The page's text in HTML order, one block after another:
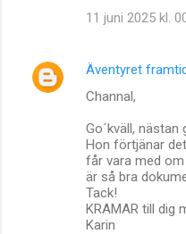
11 juni 2025 kl.
Äventyret
Channal,
Go´kväll, nästan
Hon förtjänar
får vara med
är så bra
Tack!
KRAMAR till dig
Karin